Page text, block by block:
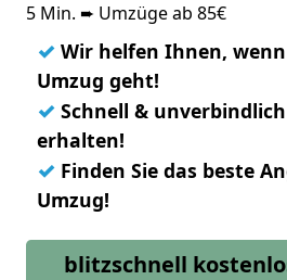
5 Min. ➨ Umzüge ab 85€
✓ Wir helfen Ihnen,
Umzug geht!
✓ Schnell &
erhalten!
✓ Finden Sie das beste
Umzug!
blitzschnell